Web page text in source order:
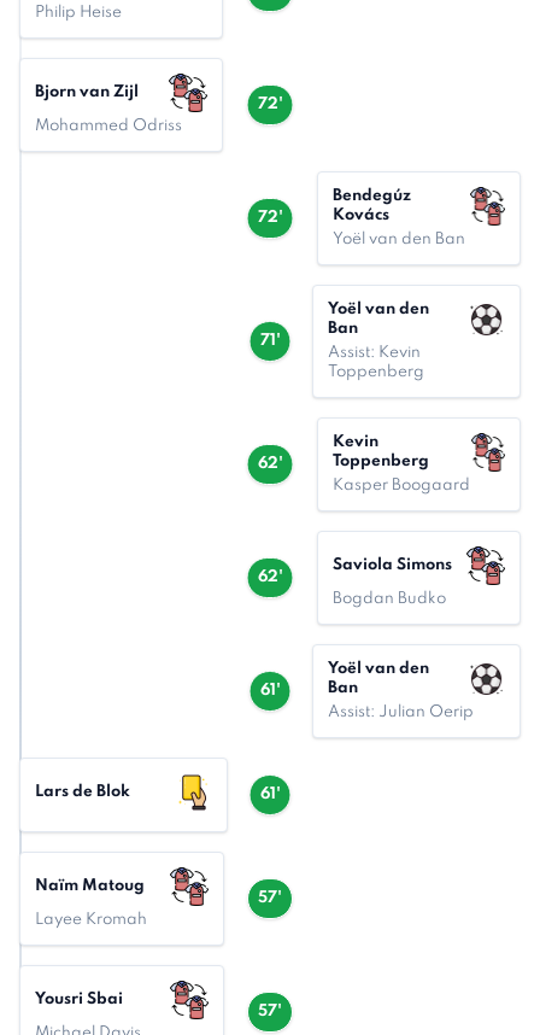
Philip Heise
72'
Bjorn van Zijl
Mohammed Odriss
72'
Bendegúz
Kovács
Yoël van den Ban
71'
Yoël van den
Ban
Assist: Kevin
Toppenberg
62'
Kevin
Toppenberg
Kasper Boogaard
62'
Saviola Simons
Bogdan Budko
61'
Yoël van den
Ban
Assist: Julian Oerip
61'
Lars de Blok
57'
Naïm Matoug
Layee Kromah
57'
Yousri Sbai